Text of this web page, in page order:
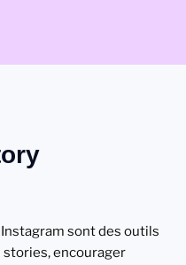
sont des outils
encourager